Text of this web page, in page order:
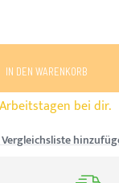
IN DEN WARENKORB
bei dir.